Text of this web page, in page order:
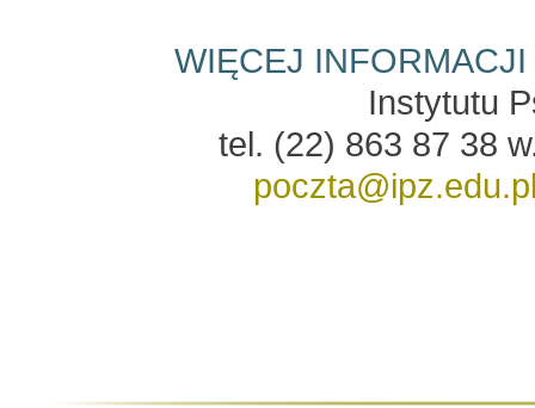
WIĘCEJ INFORMACJI
Instytutu
tel. (22) 863 87 38